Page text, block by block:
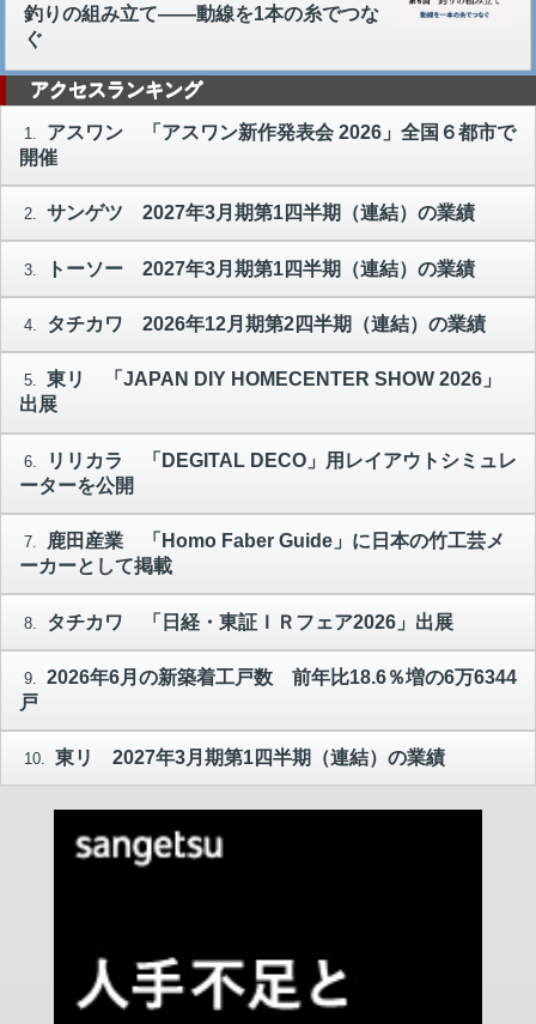
釣りの組み立て――動線を1本の糸でつな
ぐ
アクセスランキング
1.
アスワン 「アスワン新作発表会 2026」全国６都市で
開催
2. サンゲツ 2027年3月期第1四半期（連結）の業績
3. トーソー 2027年3月期第1四半期（連結）の業績
4. タチカワ 2026年12月期第2四半期（連結）の業績
5. 東リ 「JAPAN DIY HOMECENTER SHOW 2026」
出展
6.
リリカラ 「DEGITAL DECO」用レイアウトシミュレ
ーターを公開
7.
鹿田産業 「Homo Faber Guide」に日本の竹工芸メ
ーカーとして掲載
8. タチカワ 「日経・東証ＩＲフェア2026」出展
9.
2026年6月の新築着工戸数 前年比18.6％増の6万6344
戸
10. 東リ 2027年3月期第1四半期（連結）の業績